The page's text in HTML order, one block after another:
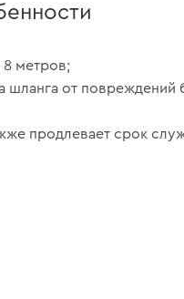
метров;
шланга от повреждений
продлевает срок